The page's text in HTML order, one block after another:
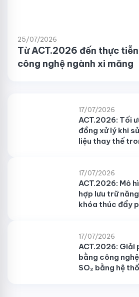
25/07/2026
Từ ACT.2026 đến thực
công nghệ ngành xi măng
17/07/2026
ACT.2026: Tối
đồng xử lý khi
liệu thay thế
17/07/2026
ACT.2026: Mô
hợp lưu trữ
khóa thúc đẩy
17/07/2026
ACT.2026: Giải
bằng công
SO₂ bằng hệ